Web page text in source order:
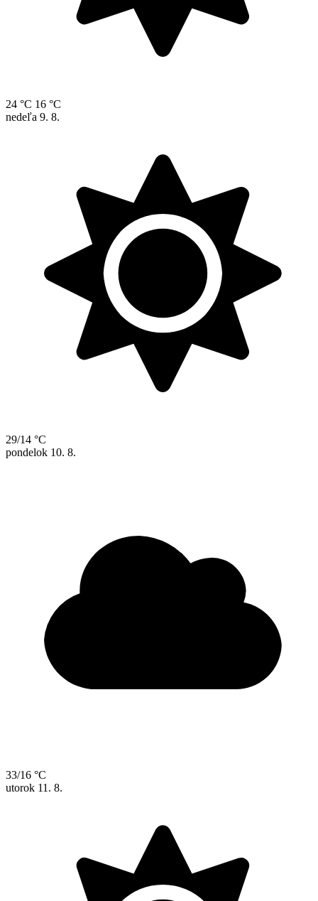
24 °C 16 °C
nedeľa 9. 8.
29/14 °C
pondelok 10. 8.
33/16 °C
utorok 11. 8.